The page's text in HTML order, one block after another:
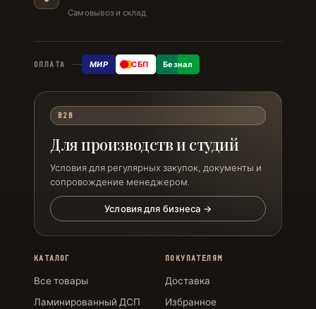
Самовывоз и склад
ОПЛАТА МИР СБП Безнал
B2B
Для производств и студий
Условия для регулярных закупок, документы и
сопровождение менеджером.
Условия для бизнеса →
КАТАЛОГ
Все товары
Ламинированный ДСП
ПОКУПАТЕЛЯМ
Доставка
Избранное